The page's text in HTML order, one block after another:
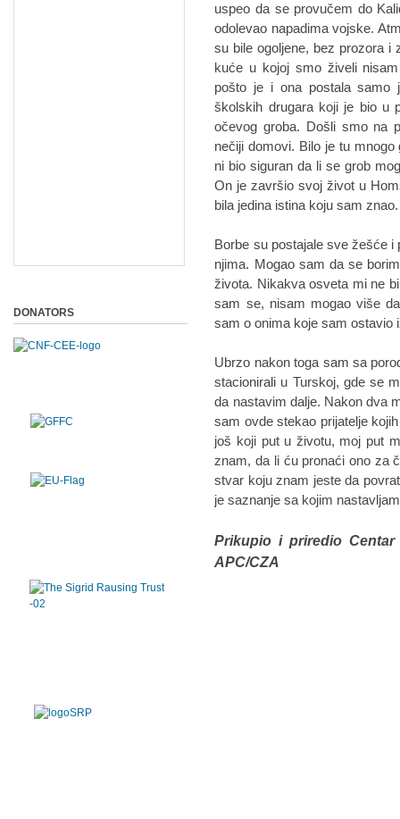
uspeo da se provučem do
odolevao napadima vojske.
su bile ogoljene, bez prozora i
kuće u kojoj smo živeli
pošto je i ona postala samo
školskih drugara koji je bio u
očevog groba. Došli smo na
nečiji domovi. Bilo je tu
ni bio siguran da li se grob
On je završio svoj život u
bila jedina istina koju sam znao.
Borbe su postajale sve žešće i
njima. Mogao sam da se
života. Nikakva osveta mi ne
sam se, nisam mogao više
sam o onima koje sam ostavio
Ubrzo nakon toga sam sa
stacionirali u Turskoj, gde se
da nastavim dalje. Nakon dva
sam ovde stekao prijatelje
još koji put u životu, moj put
znam, da li ću pronaći ono za
stvar koju znam jeste da
je saznanje sa kojim
Prikupio i priredio
APC/CZA
DONATORS